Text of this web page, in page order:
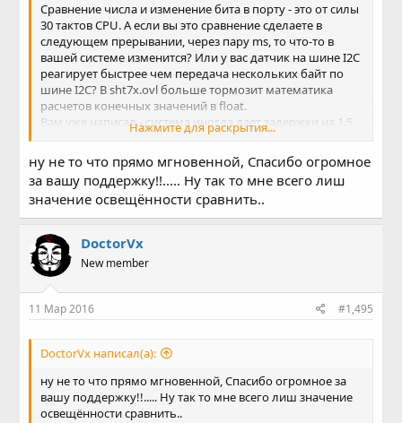
Сравнение числа и изменение бита в порту - это от силы
30 тактов CPU. А если вы это сравнение сделаете в
следующем прерывании, через пару ms, то что-то в
вашей системе изменится? Или у вас датчик на шине I2C
реагирует быстрее чем передача нескольких байт по
шине I2C? В sht7x.ovl больше тормозит математика
расчетов конечных значений в float.
Вам уже написал - система иногда дает задержки на 1.5
ms - это значит, что уже с большей дискретностью
обрабатывать данные с датчиков нет смысла - всё равно
может попасть на эту задержку. Т.е. более скоростные
процессы, требующие мгновенной реакции,
необходимо делать по другому.
Нажмите для раскрытия...
ну не то что прямо мгновенной, Спасибо огромное
за вашу поддержку!!..... Ну так то мне всего лиш
значение освещённости сравнить..
DoctorVx
New member
11 Мар 2016 #1,495
DoctorVx написал(а):
ну не то что прямо мгновенной, Спасибо огромное за
вашу поддержку!!..... Ну так то мне всего лиш значение
освещённости сравнить..